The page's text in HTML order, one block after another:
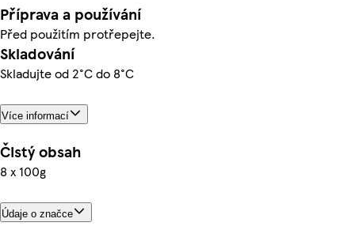
Příprava a používání
Před použitím protřepejte.
Skladování
Skladujte od 2°C do 8°C
Více informací
Čistý obsah
8 x 100g
Údaje o značce